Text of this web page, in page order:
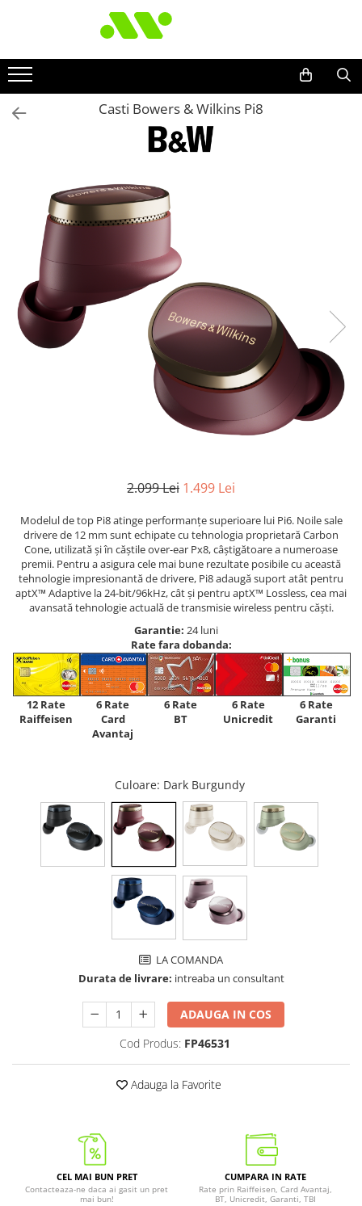
Casti Bowers & Wilkins Pi8
2.099 Lei 1.499 Lei
Modelul de top Pi8 atinge performanțe superioare lui Pi6. Noile sale
drivere de 12 mm sunt echipate cu tehnologia proprietară Carbon
Cone, utilizată și în căștile over-ear Px8, câștigătoare a numeroase
premii. Pentru a asigura cele mai bune rezultate posibile cu această
tehnologie impresionantă de drivere, Pi8 adaugă suport atât pentru
aptX™ Adaptive la 24-bit/96kHz, cât și pentru aptX™ Lossless, cea mai
avansată tehnologie actuală de transmisie wireless pentru căști.
Garantie: 24 luni
Rate fara dobanda:
12 Rate
Raiffeisen
6 Rate
Card
Avantaj
6 Rate
BT
6 Rate
Unicredit
6 Rate
Garanti
Culoare: Dark Burgundy
LA COMANDA
Durata de livrare: intreaba un consultant
ADAUGA IN COS
Cod Produs: FP46531
Adauga la Favorite
CEL MAI BUN PRET
Contacteaza-ne daca ai gasit un pret
mai bun!
CUMPARA IN RATE
Rate prin Raiffeisen, Card Avantaj,
BT, Unicredit, Garanti, TBI